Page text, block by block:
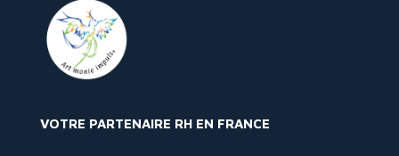
VOTRE PARTENAIRE RH EN FRANCE